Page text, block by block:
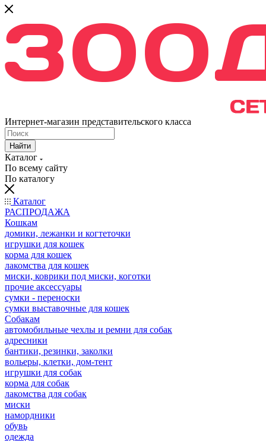
Интернет-магазин представительского класса
Найти
Каталог
По всему сайту
По каталогу
Каталог
РАСПРОДАЖА
Кошкам
домики, лежанки и когтеточки
игрушки для кошек
корма для кошек
лакомства для кошек
миски, коврики под миски, коготки
прочие аксессуары
сумки - переноски
сумки выставочные для кошек
Собакам
автомобильные чехлы и ремни для собак
адресники
бантики, резинки, заколки
вольеры, клетки, дом-тент
игрушки для собак
корма для собак
лакомства для собак
миски
намордники
обувь
одежда